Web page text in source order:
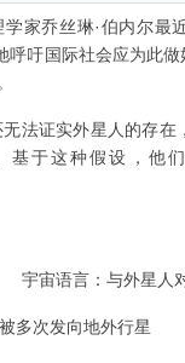
家乔丝琳·伯内尔最
呼吁国际社会应为此
法证实外星人的存在
基于这种假设，他
宇宙语言：与外星人
多次发向地外行星